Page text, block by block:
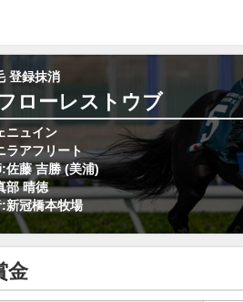
登録抹消
ローレストウブ
ニュイン
ラアフリート
佐藤 吉勝 (美浦)
部 晴徳
新冠橋本牧場
金